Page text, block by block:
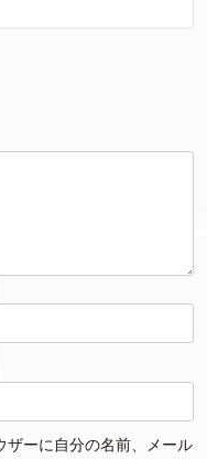
ザーに自分の名前、メール